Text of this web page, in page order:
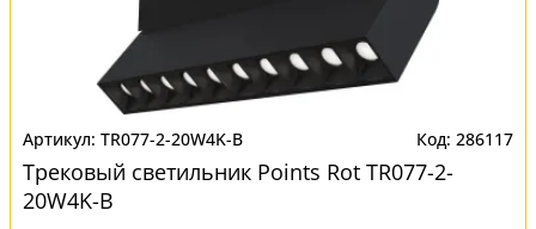
TR077-2-20W4K-B 286117
Трековый светильник Points Rot TR077-2-
20W4K-B